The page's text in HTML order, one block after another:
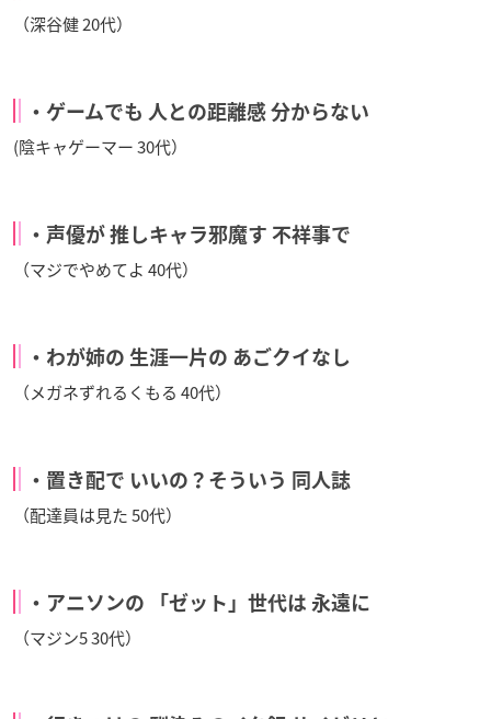
（深谷健 20代）
・ゲームでも 人との距離感 分からない
(陰キャゲーマー 30代）
・声優が 推しキャラ邪魔す 不祥事で
（マジでやめてよ 40代）
・わが姉の 生涯一片の あごクイなし
（メガネずれるくもる 40代）
・置き配で いいの？そういう 同人誌
（配達員は見た 50代）
・アニソンの 「ゼット」世代は 永遠に
（マジン5 30代）